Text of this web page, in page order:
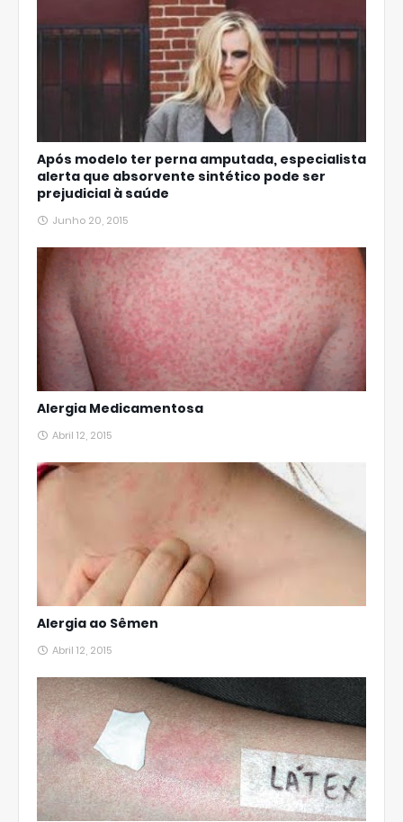
Após modelo ter perna amputada, especialista
alerta que absorvente sintético pode ser
prejudicial à saúde
Junho 20, 2015
Alergia Medicamentosa
Abril 12, 2015
Alergia ao Sêmen
Abril 12, 2015